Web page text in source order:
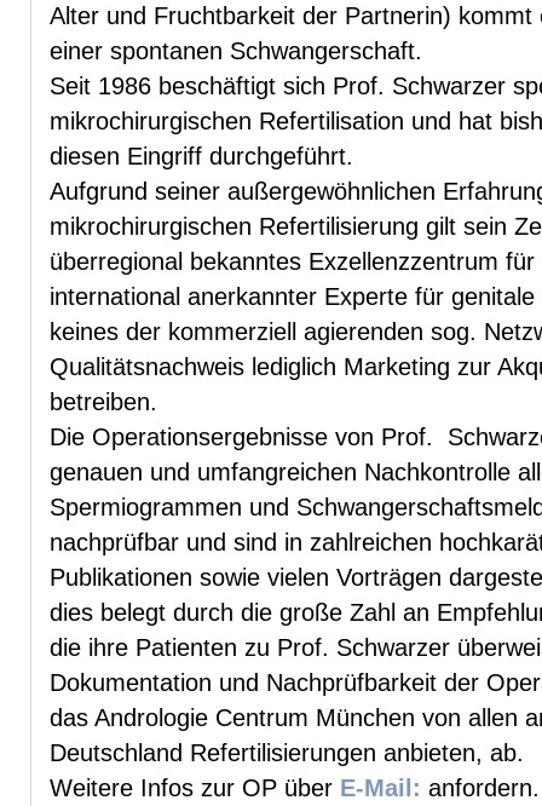
Alter und Fruchtbarkeit der Partnerin)
einer spontanen Schwangerschaft.
Seit 1986 beschäftigt sich Prof. Schwarzer
mikrochirurgischen Refertilisation und hat
diesen Eingriff durchgeführt.
Aufgrund seiner außergewöhnlichen
mikrochirurgischen Refertilisierung gilt sein
überregional bekanntes Exzellenzzentrum
international anerkannter Experte für
keines der kommerziell agierenden sog.
Qualitätsnachweis lediglich Marketing zur
betreiben.
Die Operationsergebnisse von Prof.
genauen und umfangreichen Nachkontrolle
Spermiogrammen und
nachprüfbar und sind in zahlreichen
Publikationen sowie vielen Vorträgen
dies belegt durch die große Zahl an
die ihre Patienten zu Prof. Schwarzer
Dokumentation und Nachprüfbarkeit der
das Andrologie Centrum München von allen
Deutschland Refertilisierungen anbieten, ab.
Weitere Infos zur OP über E-Mail: anfordern.